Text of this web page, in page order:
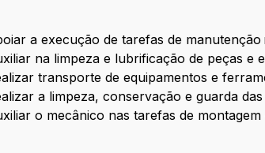
a execução de tarefas de manutenção
na limpeza e lubrificação de peças e
transporte de equipamentos e
a limpeza, conservação e guarda
o mecânico nas tarefas de